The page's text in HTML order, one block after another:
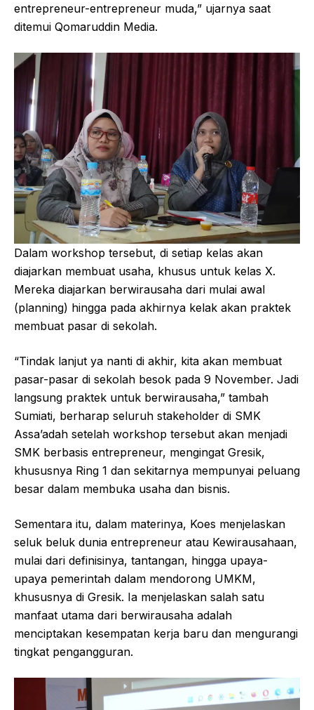
entrepreneur-entrepreneur muda,” ujarnya saat
ditemui Qomaruddin Media.
Dalam workshop tersebut, di setiap kelas akan
diajarkan membuat usaha, khusus untuk kelas X.
Mereka diajarkan berwirausaha dari mulai awal
(planning) hingga pada akhirnya kelak akan praktek
membuat pasar di sekolah.
“Tindak lanjut ya nanti di akhir, kita akan membuat
pasar-pasar di sekolah besok pada 9 November. Jadi
langsung praktek untuk berwirausaha,” tambah
Sumiati, berharap seluruh stakeholder di SMK
Assa’adah setelah workshop tersebut akan menjadi
SMK berbasis entrepreneur, mengingat Gresik,
khususnya Ring 1 dan sekitarnya mempunyai peluang
besar dalam membuka usaha dan bisnis.
Sementara itu, dalam materinya, Koes menjelaskan
seluk beluk dunia entrepreneur atau Kewirausahaan,
mulai dari definisinya, tantangan, hingga upaya-
upaya pemerintah dalam mendorong UMKM,
khususnya di Gresik. Ia menjelaskan salah satu
manfaat utama dari berwirausaha adalah
menciptakan kesempatan kerja baru dan mengurangi
tingkat pengangguran.